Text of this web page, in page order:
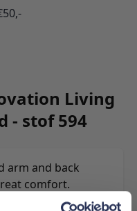
Living
- stof 594
arm and back
comfort.